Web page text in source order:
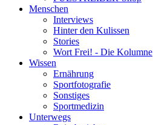
Menschen
Interviews
Hinter den Kulissen
Stories
Wort Frei! - Die Kolumne
Wissen
Ernährung
Sportfotografie
Sonstiges
Sportmedizin
Unterwegs